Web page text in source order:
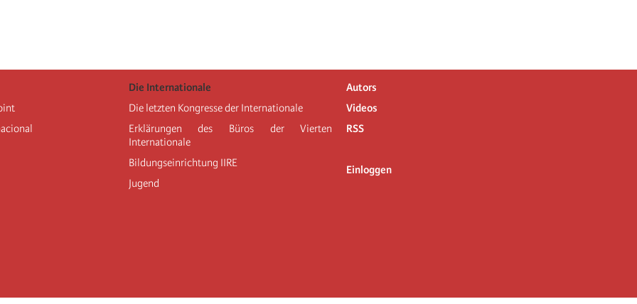
Die Internationale
Die letzten Kongresse der Internationale
Erklärungen des Büros der Vierten
Internationale
Bildungseinrichtung IIRE
Jugend
Autors
Videos
RSS
Einloggen